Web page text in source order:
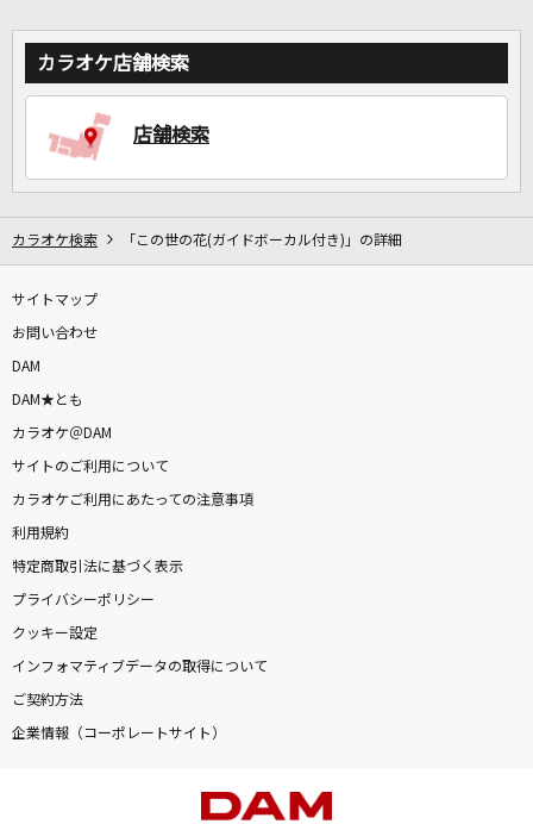
カラオケ店舗検索
店舗検索
カラオケ検索 「この世の花(ガイドボーカル付き)」の詳細
サイトマップ
お問い合わせ
DAM
DAM★とも
カラオケ＠DAM
サイトのご利用について
カラオケご利用にあたっての注意事項
利用規約
特定商取引法に基づく表示
プライバシーポリシー
クッキー設定
インフォマティブデータの取得について
ご契約方法
企業情報（コーポレートサイト）